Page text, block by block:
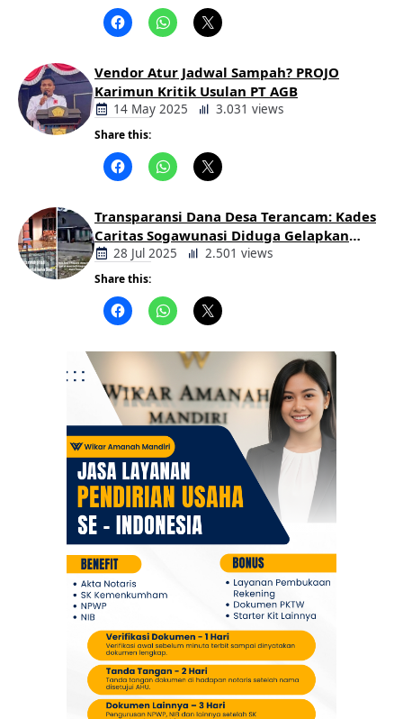
Vendor Atur Jadwal Sampah? PROJO
Karimun Kritik Usulan PT AGB
14 May 2025 3.031 views
Share this:
Transparansi Dana Desa Terancam: Kades
Caritas Sogawunasi Diduga Gelapkan
Bantuan untuk Warga
28 Jul 2025 2.501 views
Share this: